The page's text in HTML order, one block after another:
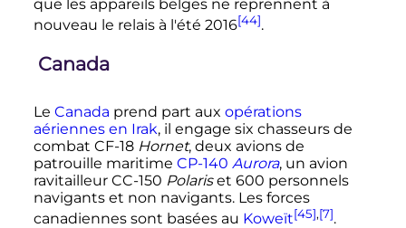
que les appareils belges ne reprennent à
nouveau le relais à l'été 2016[44].
Canada
Le Canada prend part aux opérations
aériennes en Irak, il engage six chasseurs de
combat CF-18 Hornet, deux avions de
patrouille maritime CP-140 Aurora, un avion
ravitailleur CC-150 Polariset 600 personnels
navigants et non navigants. Les forces
canadiennes sont basées au Koweït[45],[7].